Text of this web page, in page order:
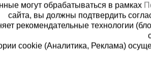
могут обрабатываться в рамках
сайта, вы должны подтвердить
рекомендательные технологии
cookie (Аналитика, Реклама)